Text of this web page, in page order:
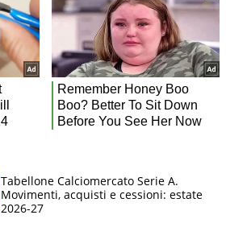
Tabellone Calciomercato Serie A.
Movimenti, acquisti e cessioni: estate
2026-27